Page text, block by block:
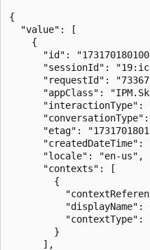
{
  "value": [
    {
"id":
"sessionId":
"requestId":
"appClass":
"interactionType":
"etag":
"createdDateTime":
      "locale": "en-us",
      "contexts": [
        {
"displayName":
"contextType":
        }
      ],